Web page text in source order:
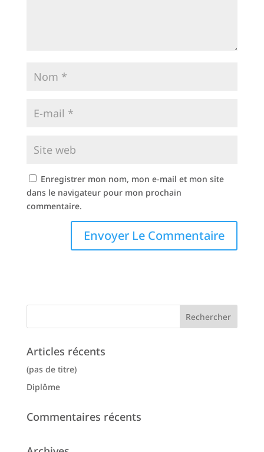
Enregistrer mon nom, mon e-mail et mon site
dans le navigateur pour mon prochain
commentaire.
Articles récents
(pas de titre)
Diplôme
Commentaires récents